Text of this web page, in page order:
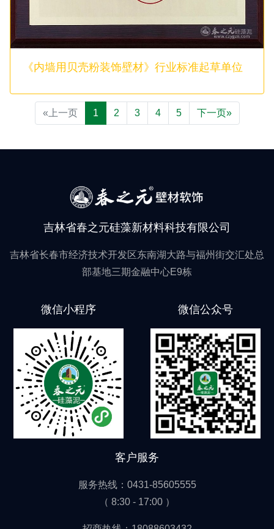
《内墙用贝壳粉装饰壁材》行业标准起草单位
«上一页 1 2 3 4 5 下一页»
吉林省春之元硅藻新材料科技有限公司
吉林省长春市经济技术开发区东南湖大路与福州街交汇处总
部基地三期金融中心E9栋
微信小程序 微信公众号
客户服务
服务热线：0431-85605555
（ 8:30 - 17:00 ）